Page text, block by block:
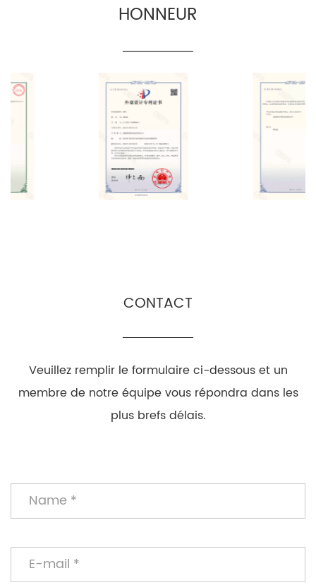
HONNEUR
CONTACT
Veuillez remplir le formulaire ci-dessous et un
membre de notre équipe vous répondra dans les
plus brefs délais.